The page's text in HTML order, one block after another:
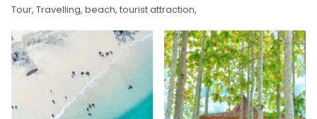
Tour, Travelling, beach, tourist attraction,